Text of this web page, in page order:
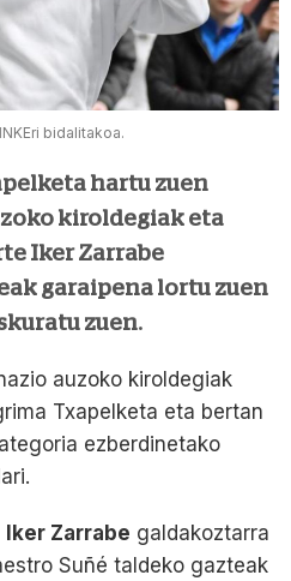
bidalitakoa.
hartu zuen
kiroldegiak eta
Iker Zarrabe
garaipena lortu zuen
zuen.
auzoko kiroldegiak
Txapelketa eta bertan
ezberdinetako
Iker Zarrabe galdakoztarra
Suñé taldeko gazteak